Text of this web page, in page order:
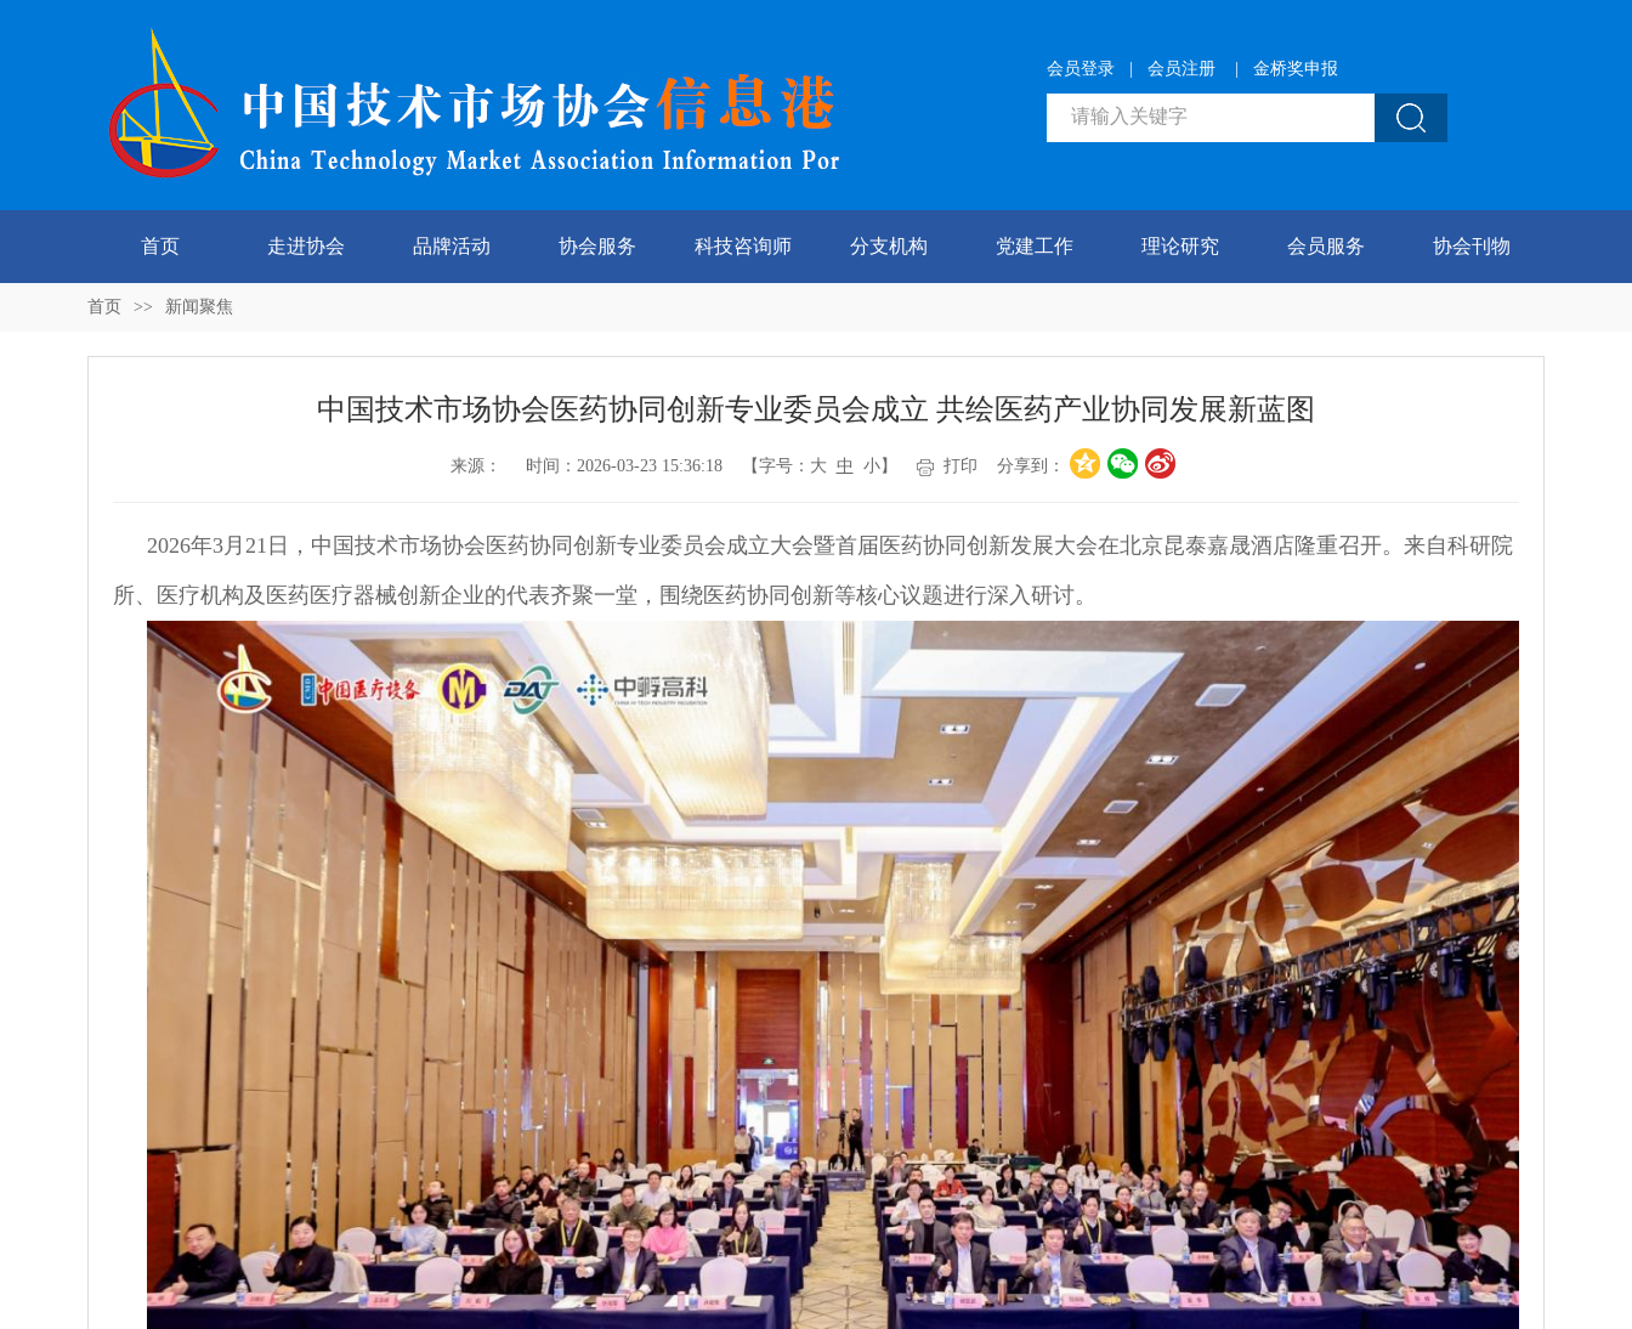
会员登录 会员注册 金桥奖申报
首页 走进协会 品牌活动 协会服务 科技咨询师 分支机构 党建工作 理论研究 会员服务 协会刊物
首页 >> 新闻聚焦
中国技术市场协会医药协同创新专业委员会成立 共绘医药产业协同发展新蓝图
来源： 时间：2026-03-23 15:36:18 【字号： 大 中 小】 打印 分享到：
2026年3月21日，中国技术市场协会医药协同创新专业委员会成立大会暨首届医药协同创新发展大会在北京昆泰嘉晟酒店隆重召开。来自科研院
所、医疗机构及医药医疗器械创新企业的代表齐聚一堂，围绕医药协同创新等核心议题进行深入研讨。